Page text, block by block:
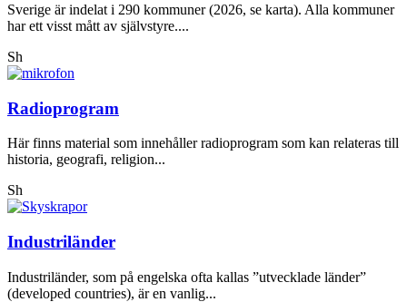
Sverige är indelat i 290 kommuner (2026, se karta). Alla kommuner
har ett visst mått av självstyre....
Sh
Radioprogram
Här finns material som innehåller radioprogram som kan relateras till
historia, geografi, religion...
Sh
Industriländer
Industriländer, som på engelska ofta kallas ”utvecklade länder”
(developed countries), är en vanlig...